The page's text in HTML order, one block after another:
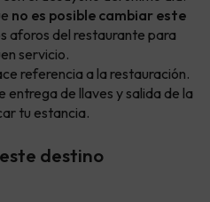
no es posible cambiar este
aforos del restaurante para
servicio.
referencia a la restauración.
entrega de llaves y salida de la
tu estancia.
destino